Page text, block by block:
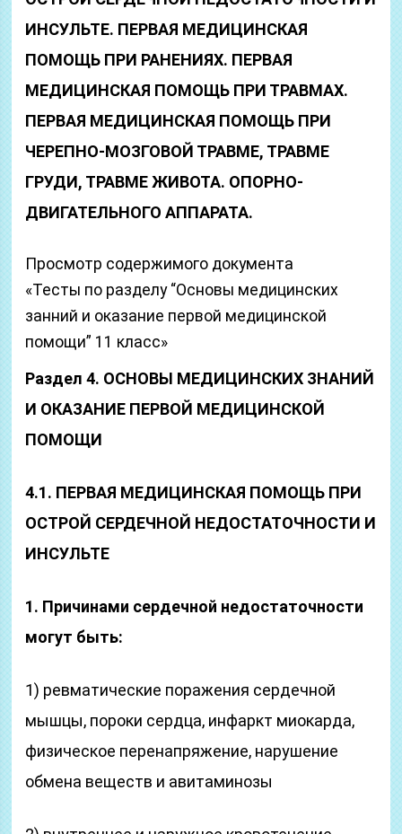
ИНСУЛЬТЕ. ПЕРВАЯ МЕДИЦИНСКАЯ
ПОМОЩЬ ПРИ РАНЕНИЯХ. ПЕРВАЯ
МЕДИЦИНСКАЯ ПОМОЩЬ ПРИ ТРАВМАХ.
ПЕРВАЯ МЕДИЦИНСКАЯ ПОМОЩЬ ПРИ
ЧЕРЕПНО-МОЗГОВОЙ ТРАВМЕ, ТРАВМЕ
ГРУДИ, ТРАВМЕ ЖИВОТА. ОПОРНО-
ДВИГАТЕЛЬНОГО АППАРАТА.
Просмотр содержимого документа
«Тесты по разделу “Основы медицинских
занний и оказание первой медицинской
помощи” 11 класс»
Раздел 4. ОСНОВЫ МЕДИЦИНСКИХ ЗНАНИЙ
И ОКАЗАНИЕ ПЕРВОЙ МЕДИЦИНСКОЙ
ПОМОЩИ
4.1. ПЕРВАЯ МЕДИЦИНСКАЯ ПОМОЩЬ ПРИ
ОСТРОЙ СЕРДЕЧНОЙ НЕДОСТАТОЧНОСТИ И
ИНСУЛЬТЕ
1. Причинами сердечной недостаточности
могут быть:
1) ревматические поражения сердечной
мышцы, пороки сердца, инфаркт миокарда,
физическое перенапряже­ние, нарушение
обмена веществ и авитаминозы